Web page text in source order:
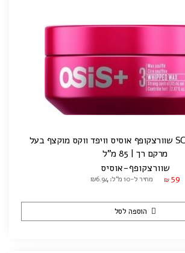
SCHWARZKOPF שוורצקופף אוסיס וויפד ווקס מוקצף בעל
מרקם רך | 85 מ"ל
שוורצקופף-אוסיס
₪ 59 מחיר ל-10 מ"ל: ₪6.94
הוספה לסל